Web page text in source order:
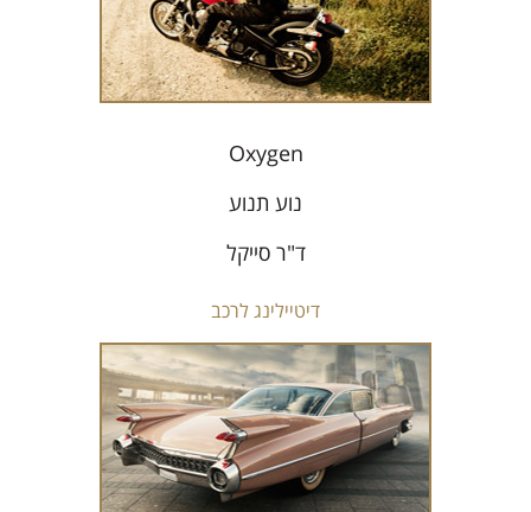
Oxygen
נוע תנוע
ד"ר סייקל
דיטיילינג לרכב